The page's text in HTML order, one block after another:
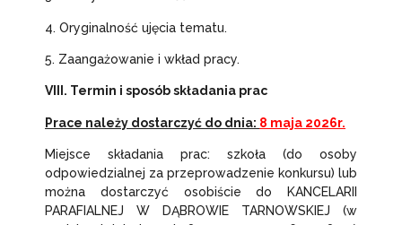
4. Oryginalność ujęcia tematu.
5. Zaangażowanie i wkład pracy.
VIII. Termin i sposób składania prac
Prace należy dostarczyć do dnia: 8 maja 2026r.
Miejsce składania prac: szkoła (do osoby
odpowiedzialnej za przeprowadzenie konkursu) lub
można dostarczyć osobiście do KANCELARII
PARAFIALNEJ W DĄBROWIE TARNOWSKIEJ (w